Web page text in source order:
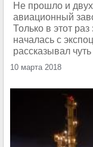
Не прошло и двух
авиационный
Только в этот
началась с
рассказывал
10 марта 2018